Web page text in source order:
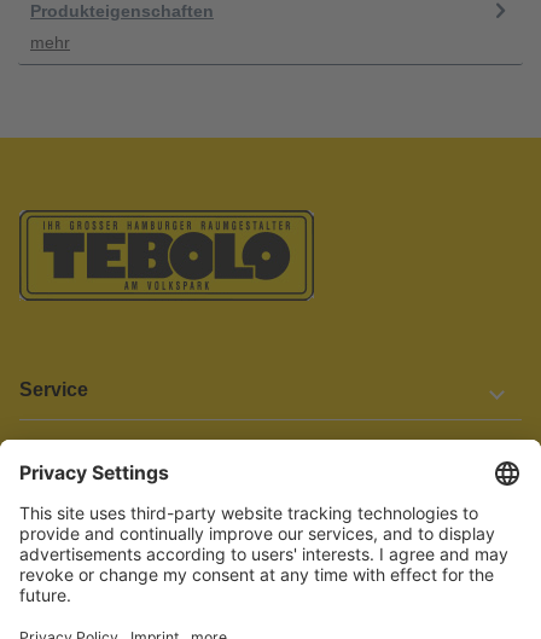
Produkteigenschaften
mehr
Service
Informationen
Barrierefreiheit
Wir bemühen uns, unsere Website barrierefrei zu gestalten.
Einige Inhalte und Funktionen sind derzeit jedoch noch nicht
vollständig zugänglich. Wenn Sie auf Barrieren stoßen oder Hilfe
benötigen, kontaktieren Sie uns bitte unter service[at]knutzen.de.